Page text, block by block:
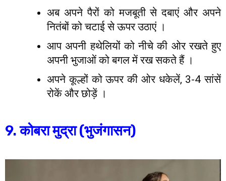
अब अपने पैरों को मजबूती से दबाएं और अपने
नितंबों को चटाई से ऊपर उठाएं ।
आप अपनी हथेलियों को नीचे की ओर रखते हुए
अपनी भुजाओं को बगल में रख सकते हैं ।
अपने कूल्हों को ऊपर की ओर धकेलें, 3-4 सांसें
रोकें और छोड़ें ।
9. कोबरा मुद्रा (भुजंगासन)